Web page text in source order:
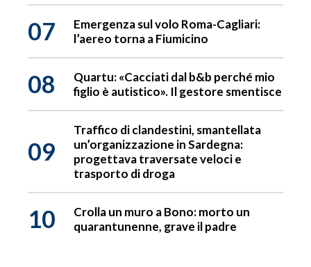
07
Emergenza sul volo Roma-Cagliari:
l’aereo torna a Fiumicino
08
Quartu: «Cacciati dal b&b perché mio
figlio è autistico». Il gestore smentisce
09
Traffico di clandestini, smantellata
un’organizzazione in Sardegna:
progettava traversate veloci e
trasporto di droga
10
Crolla un muro a Bono: morto un
quarantunenne, grave il padre